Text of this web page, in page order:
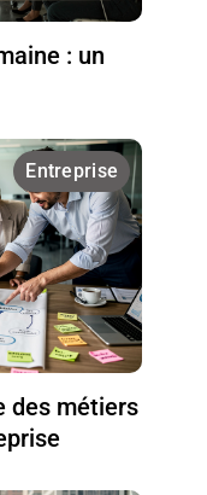
: un
Entreprise
des métiers